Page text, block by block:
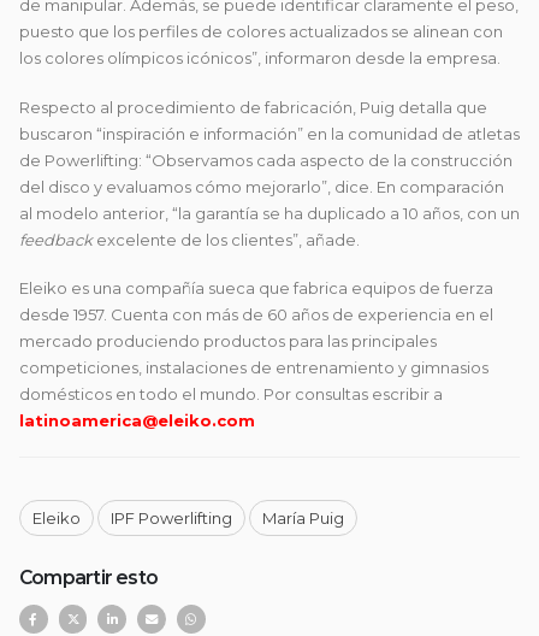
de manipular. Además, se puede identificar claramente el peso,
puesto que los perfiles de colores actualizados se alinean con
los colores olímpicos icónicos”, informaron desde la empresa.
Respecto al procedimiento de fabricación, Puig detalla que
buscaron “inspiración e información” en la comunidad de atletas
de Powerlifting: “Observamos cada aspecto de la construcción
del disco y evaluamos cómo mejorarlo”, dice. En comparación
al modelo anterior, “la garantía se ha duplicado a 10 años, con un
feedbackexcelente de los clientes”, añade.
Eleiko es una compañía sueca que fabrica equipos de fuerza
desde 1957. Cuenta con más de 60 años de experiencia en el
mercado produciendo productos para las principales
competiciones, instalaciones de entrenamiento y gimnasios
domésticos en todo el mundo. Por consultas escribir a
latinoamerica@eleiko.com
Eleiko IPF Powerlifting María Puig
Compartir esto